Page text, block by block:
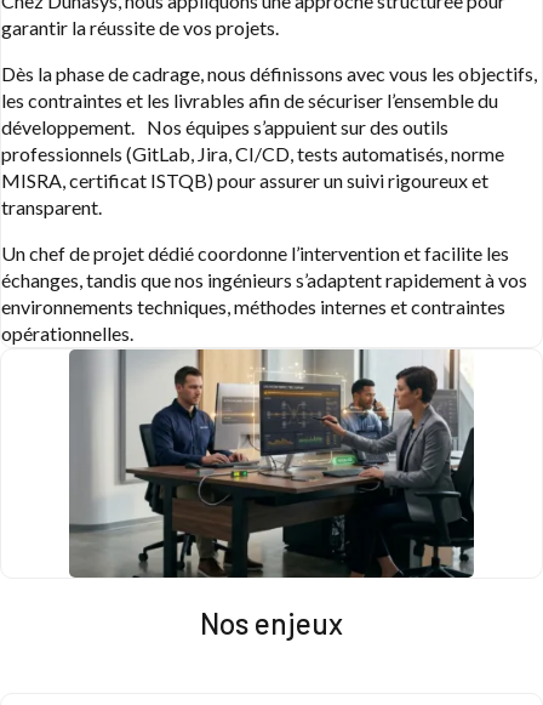
garantir la réussite de vos projets.
Dès la phase de cadrage, nous définissons avec vous les objectifs,
les contraintes et les livrables afin de sécuriser l’ensemble du
développement. Nos équipes s’appuient sur des outils
professionnels (GitLab, Jira, CI/CD, tests automatisés, norme
MISRA, certificat ISTQB) pour assurer un suivi rigoureux et
transparent.
Un chef de projet dédié coordonne l’intervention et facilite les
échanges, tandis que nos ingénieurs s’adaptent rapidement à vos
environnements techniques, méthodes internes et contraintes
opérationnelles.
Nos enjeux